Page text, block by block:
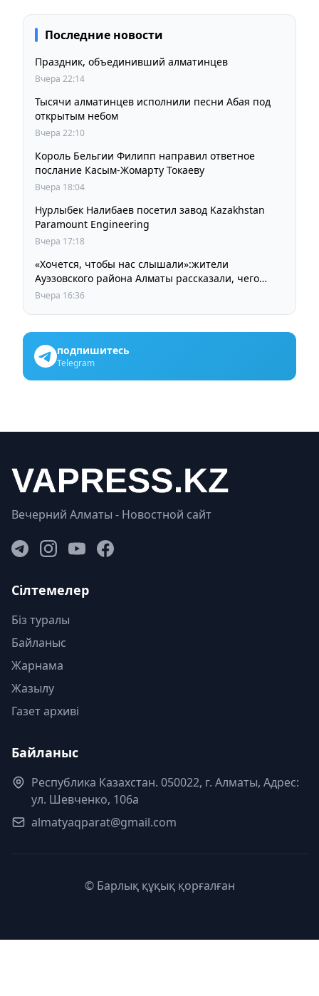
Последние новости
Праздник, объединивший алматинцев
Вчера 22:14
Тысячи алматинцев исполнили песни Абая под
открытым небом
Вчера 22:10
Король Бельгии Филипп направил ответное
послание Касым-Жомарту Токаеву
Вчера 18:04
Нурлыбек Налибаев посетил завод Kazakhstan
Paramount Engineering
Вчера 17:18
«Хочется, чтобы нас слышали»:жители
Ауэзовского района Алматы рассказали, чего
ждут от выборов депутатов Курултая
Вчера 16:36
подпишитесь
Telegram
Вечерний Алматы - Новостной сайт
Сілтемелер
Біз туралы
Байланыс
Жарнама
Жазылу
Газет архиві
Байланыс
Республика Казахстан. 050022, г. Алматы, Адрес:
ул. Шевченко, 106а
almatyaqparat@gmail.com
© Барлық құқық қорғалған